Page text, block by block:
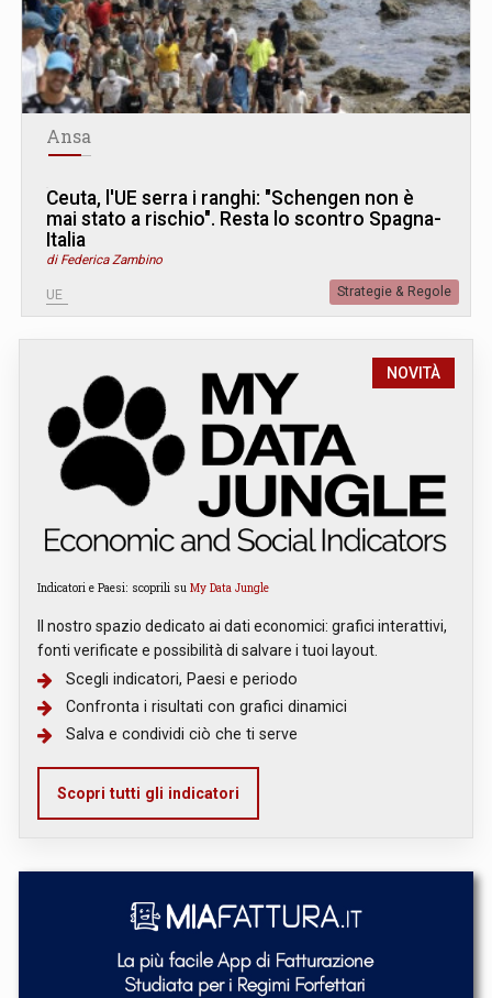
Ansa
Ceuta, l'UE serra i ranghi: "Schengen non è
mai stato a rischio". Resta lo scontro Spagna-
Italia
di Federica Zambino
UE Strategie & Regole
NOVITÀ
Indicatori e Paesi: scoprili su My Data Jungle
Il nostro spazio dedicato ai dati economici: grafici interattivi,
fonti verificate e possibilità di salvare i tuoi layout.
Scegli indicatori, Paesi e periodo
Confronta i risultati con grafici dinamici
Salva e condividi ciò che ti serve
Scopri tutti gli indicatori